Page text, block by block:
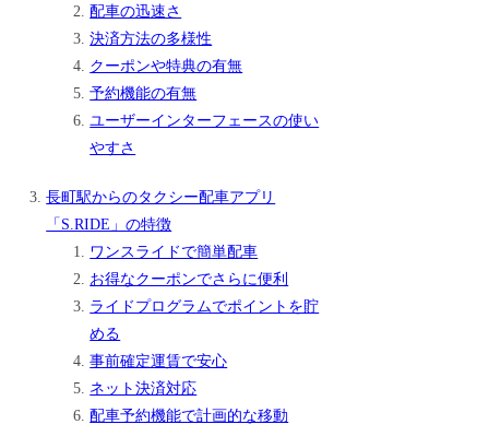
配車の迅速さ
決済方法の多様性
クーポンや特典の有無
予約機能の有無
ユーザーインターフェースの使い
やすさ
長町駅からのタクシー配車アプリ
「S.RIDE」の特徴
ワンスライドで簡単配車
お得なクーポンでさらに便利
ライドプログラムでポイントを貯
める
事前確定運賃で安心
ネット決済対応
配車予約機能で計画的な移動